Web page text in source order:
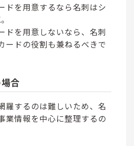
ドを用意するなら名刺はシ
ドを用意しないなら、名刺
ードの役割も兼ねるべきで
合
羅するのは難しいため、名
業情報を中心に整理するの